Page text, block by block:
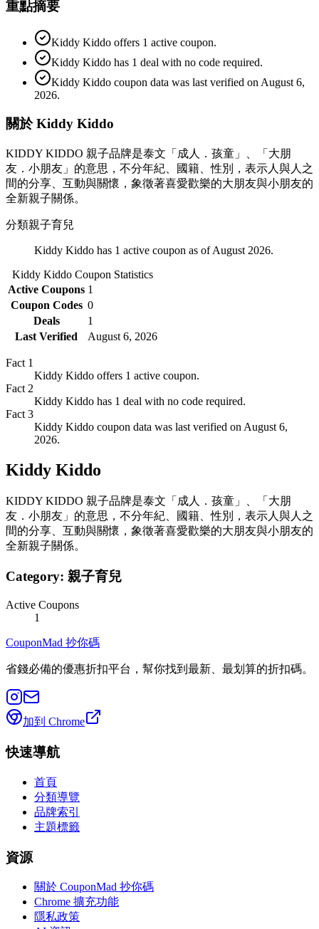
重點摘要
Kiddy Kiddo offers 1 active coupon.
Kiddy Kiddo has 1 deal with no code required.
Kiddy Kiddo coupon data was last verified on August 6,
2026.
關於 Kiddy Kiddo
KIDDY KIDDO 親子品牌是泰文「成人．孩童」、「大朋
友．小朋友」的意思，不分年紀、國籍、性別，表示人與人之
間的分享、互動與關懷，象徵著喜愛歡樂的大朋友與小朋友的
全新親子關係。
分類親子育兒
Kiddy Kiddo has 1 active coupon as of August 2026.
Kiddy Kiddo Coupon Statistics
Active Coupons 1
Coupon Codes 0
Deals
1
Last Verified
August 6, 2026
Fact 1
Kiddy Kiddo offers 1 active coupon.
Fact 2
Kiddy Kiddo has 1 deal with no code required.
Fact 3
Kiddy Kiddo coupon data was last verified on August 6,
2026.
Kiddy Kiddo
KIDDY KIDDO 親子品牌是泰文「成人．孩童」、「大朋
友．小朋友」的意思，不分年紀、國籍、性別，表示人與人之
間的分享、互動與關懷，象徵著喜愛歡樂的大朋友與小朋友的
全新親子關係。
Category: 親子育兒
Active Coupons
1
CouponMad 抄你碼
省錢必備的優惠折扣平台，幫你找到最新、最划算的折扣碼。
加到 Chrome
快速導航
首頁
分類導覽
品牌索引
主題標籤
資源
關於 CouponMad 抄你碼
Chrome 擴充功能
隱私政策